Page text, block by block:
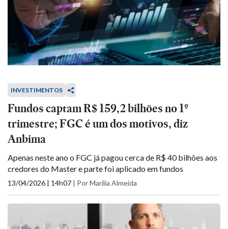
INVESTIMENTOS
Fundos captam R$ 159,2 bilhões no 1º
trimestre; FGC é um dos motivos, diz
Anbima
Apenas neste ano o FGC já pagou cerca de R$ 40 bilhões aos
credores do Master e parte foi aplicado em fundos
13/04/2026 | 14h07 | Por Marília Almeida